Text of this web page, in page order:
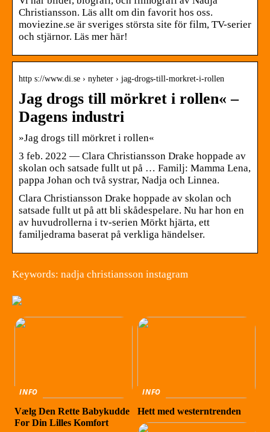
Christiansson. Läs allt om din favorit hos oss.
moviezine.se är sveriges största site för film, TV-serier
och stjärnor. Läs mer här!
http s://www.di.se › nyheter › jag-drogs-till-morkret-i-rollen
Jag drogs till mörkret i rollen« –
Dagens industri
»Jag drogs till mörkret i rollen«
3 feb. 2022 — Clara Christiansson Drake hoppade av
skolan och satsade fullt ut på … Familj: Mamma Lena,
pappa Johan och två systrar, Nadja och Linnea.
Clara Christiansson Drake hoppade av skolan och
satsade fullt ut på att bli skådespelare. Nu har hon en
av huvudrollerna i tv-serien Mörkt hjärta, ett
familjedrama baserat på verkliga händelser.
Keywords: nadja christiansson instagram
INFO
Vælg Den Rette Babykudde
For Din Lilles Komfort
INFO
Hett med westerntrenden